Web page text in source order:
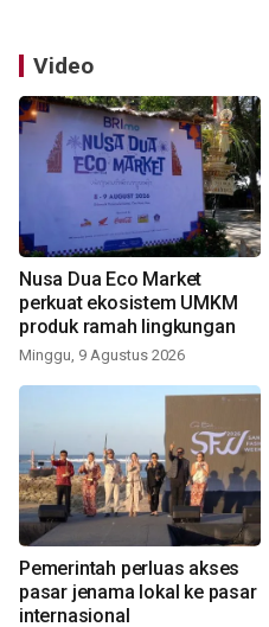
Video
Nusa Dua Eco Market
perkuat ekosistem UMKM
produk ramah lingkungan
Minggu, 9 Agustus 2026
Pemerintah perluas akses
pasar jenama lokal ke pasar
internasional